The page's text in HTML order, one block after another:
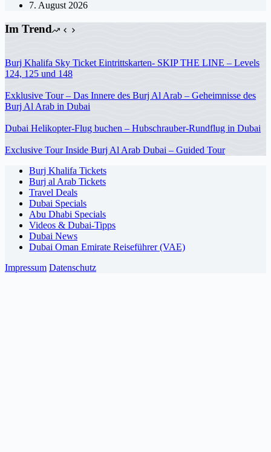
7. August 2026
Im Trend
Burj Khalifa Sky Ticket Eintrittskarten- SKIP THE LINE – Levels
124, 125 und 148
Exklusive Tour – Das Innere des Burj Al Arab – Geheimnisse des
Burj Al Arab in Dubai
Dubai Helikopter-Flug buchen – Hubschrauber-Rundflug in Dubai
Exclusive Tour Inside Burj Al Arab Dubai – Guided Tour
Burj Khalifa Tickets
Burj al Arab Tickets
Travel Deals
Dubai Specials
Abu Dhabi Specials
Videos & Dubai-Tipps
Dubai News
Dubai Oman Emirate Reiseführer (VAE)
Impressum Datenschutz